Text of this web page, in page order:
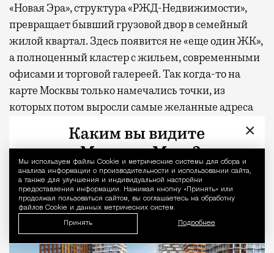
Уведомление
Мы используем файлы Сookie и метрические системы для сбора и
анализа информации о производительности и использовании сайта,
а также для улучшения и индивидуальной настройки
предоставления информации. Нажимая кнопку «Принять» или
продолжая пользоваться сайтом, вы соглашаетесь на обработку
файлов Cookie и данных метрических систем.
Принять Подробнее
«Новая Эра», структура «РЖД-Недвижимости»,
превращает бывший грузовой двор в семейный
жилой квартал. Здесь появится не «еще один ЖК»,
а полноценный кластер с жильем, современными
офисами и торговой галереей. Так когда-то на
карте Москвы только намечались точки, из
которых потом выросли самые желанные адреса
место в этом списке, просто в гораздо больших
масштабах.
×